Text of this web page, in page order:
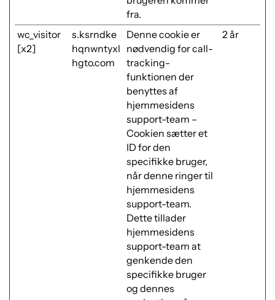
fra.
wc_visitor
[x2]
s.ksrndke
hqnwntyxl
hgto.com
Denne cookie er
nødvendig for call-
tracking-
funktionen der
benyttes af
hjemmesidens
support-team –
Cookien sætter et
ID for den
specifikke bruger,
når denne ringer til
hjemmesidens
support-team.
Dette tillader
hjemmesidens
support-team at
genkende den
specifikke bruger
og dennes
2 år